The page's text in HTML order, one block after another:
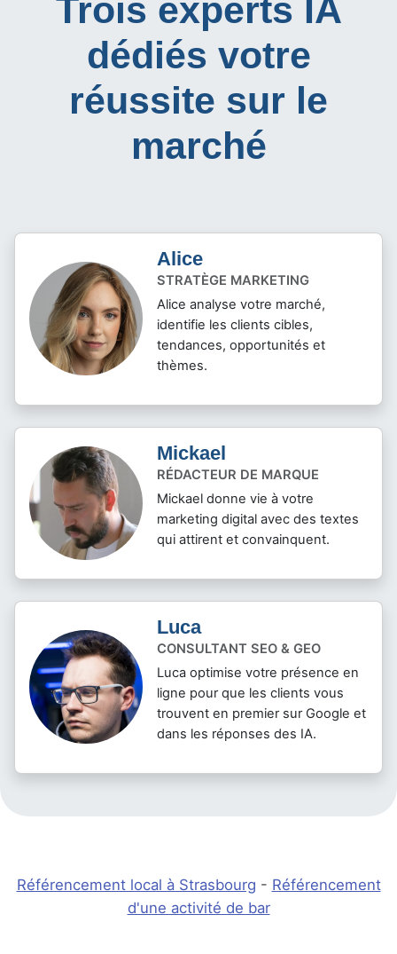
Trois experts IA
dédiés votre
réussite sur le
marché
Alice
STRATÈGE MARKETING
Alice analyse votre marché,
identifie les clients cibles,
tendances, opportunités et
thèmes.
Mickael
RÉDACTEUR DE MARQUE
Mickael donne vie à votre
marketing digital avec des textes
qui attirent et convainquent.
Luca
CONSULTANT SEO & GEO
Luca optimise votre présence en
ligne pour que les clients vous
trouvent en premier sur Google et
dans les réponses des IA.
Référencement local à Strasbourg - Référencement
d'une activité de bar